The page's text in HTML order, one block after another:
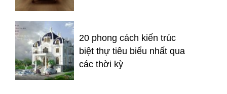
20 phong cách kiến trúc
biệt thự tiêu biểu nhất qua
các thời kỳ